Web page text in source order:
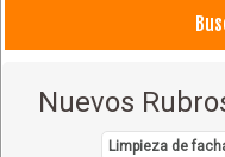
Nuevos
Limpieza de